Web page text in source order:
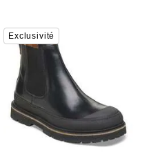
Cliquer
sur
échantillons
couleurs
modifiera
l’image
Exclusivité